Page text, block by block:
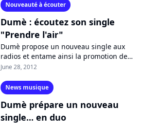
Nouveauté à écouter
Dumè : écoutez son single
"Prendre l'air"
Dumè propose un nouveau single aux
radios et entame ainsi la promotion de
son premier album produit par le label
Déjà...
June 28, 2012
News musique
Dumè prépare un nouveau
single... en duo